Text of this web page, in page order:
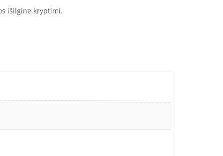
išilgine kryptimi.